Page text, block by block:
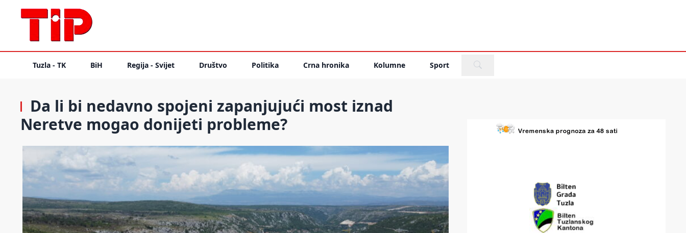
Tuzla - TK BiH Regija - Svijet Društvo Politika Crna hronika Kolumne Sport
Da li bi nedavno spojeni zapanjujući most iznad
Neretve mogao donijeti probleme?